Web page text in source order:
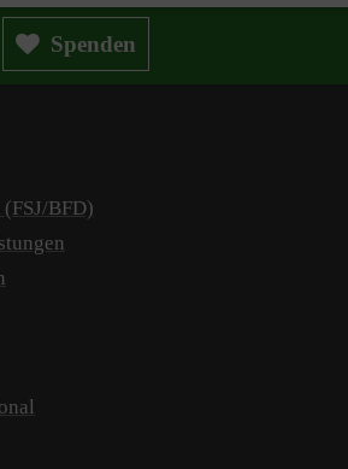
Spenden
BFD)